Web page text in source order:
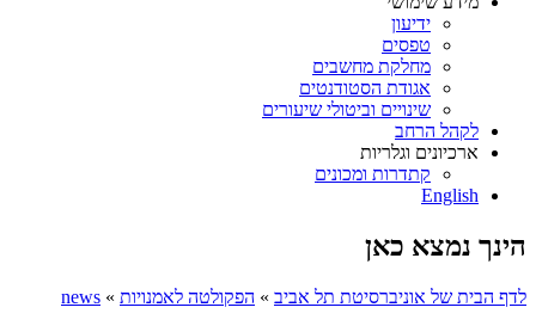
ידיעון
טפסים
מחלקת מחשבים
אגודת הסטודנטים
שינויים וביטולי שיעורים
לקהל הרחב
ארכיונים וגלריות
קתדרות ומכונים
English
הינך נמצא כאן
לדף הבית של אוניברסיטת תל אביב » הפקולטה לאמנויות »
news